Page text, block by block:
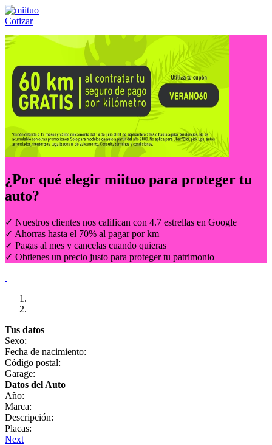
Cotizar
Llámanos al:(55) 84-21-05-00 ó
¿Por qué elegir miituo para proteger tu
auto?
✓ Nuestros clientes nos califican con 4.7 estrellas en Google
✓ Ahorras hasta el 70% al pagar por km
✓ Pagas al mes y cancelas cuando quieras
✓ Obtienes un precio justo para proteger tu patrimonio
Tus datos
Sexo:
Fecha de nacimiento:
Código postal:
Garage:
Datos del Auto
Año:
Marca:
Descripción:
Placas:
Next